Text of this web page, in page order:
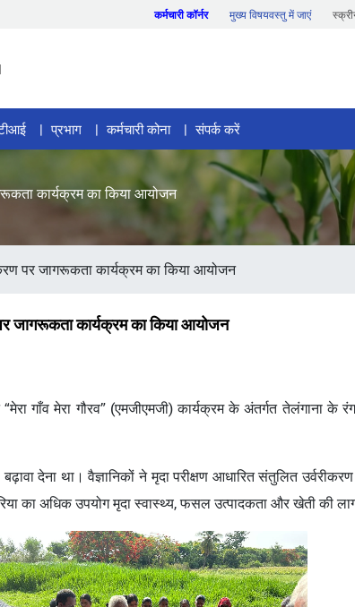
कर्मचारी कॉर्नर मुख्य विषयवस्तु में जाएं
प्रभाग कर्मचारी कोना संपर्क करें
कार्यक्रम का किया आयोजन
पर जागरूकता कार्यक्रम का किया आयोजन
जागरूकता कार्यक्रम का किया आयोजन
गाँव मेरा गौरव” (एमजीएमजी) कार्यक्रम के अंतर्गत तेलंगाना के
देना था। वैज्ञानिकों ने मृदा परीक्षण आधारित संतुलित
का अधिक उपयोग मृदा स्वास्थ्य, फसल उत्पादकता और खेती की